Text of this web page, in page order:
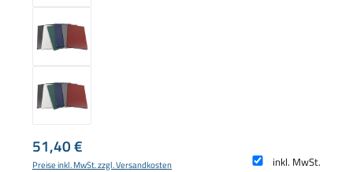
Regulärer Preis:
51,40 €
inkl. MwSt.
Preise inkl. MwSt. zzgl. Versandkosten